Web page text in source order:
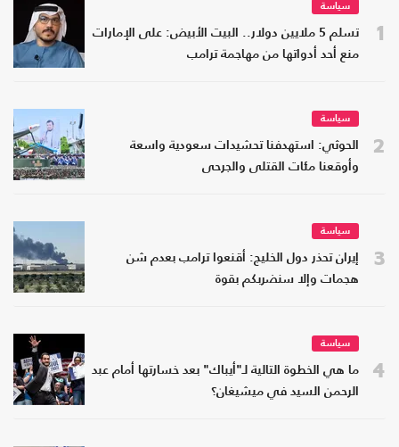
1
سياسة
تسلم 5 ملايين دولار.. البيت الأبيض: على الإمارات
منع أحد أدواتها من مهاجمة ترامب
2
سياسة
الحوثي: استهدفنا تحشيدات سعودية واسعة
وأوقعنا مئات القتلى والجرحى
3
سياسة
إيران تحذر دول الخليج: أقنعوا ترامب بعدم شن
هجمات وإلا سنضربكم بقوة
4
سياسة
ما هي الخطوة التالية لـ"أيباك" بعد خسارتها أمام عبد
الرحمن السيد في ميشيغان؟